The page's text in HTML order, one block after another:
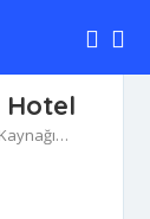
Hotel